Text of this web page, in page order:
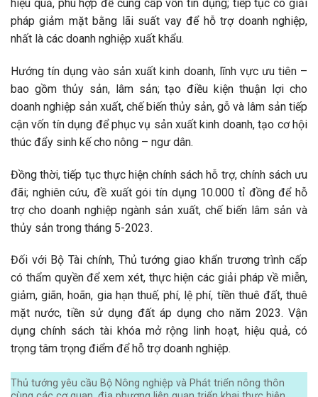
hiệu quả, phù hợp để cung cấp vốn tín dụng; tiếp tục có giải
pháp giảm mặt bằng lãi suất vay để hỗ trợ doanh nghiệp,
nhất là các doanh nghiệp xuất khẩu.
Hướng tín dụng vào sản xuất kinh doanh, lĩnh vực ưu tiên –
bao gồm thủy sản, lâm sản; tạo điều kiện thuận lợi cho
doanh nghiệp sản xuất, chế biến thủy sản, gỗ và lâm sản tiếp
cận vốn tín dụng để phục vụ sản xuất kinh doanh, tạo cơ hội
thúc đẩy sinh kế cho nông – ngư dân.
Đồng thời, tiếp tục thực hiện chính sách hỗ trợ, chính sách ưu
đãi; nghiên cứu, đề xuất gói tín dụng 10.000 tỉ đồng để hỗ
trợ cho doanh nghiệp ngành sản xuất, chế biến lâm sản và
thủy sản trong tháng 5-2023.
Đối với Bộ Tài chính, Thủ tướng giao khẩn trương trình cấp
có thẩm quyền để xem xét, thực hiện các giải pháp về miễn,
giảm, giãn, hoãn, gia hạn thuế, phí, lệ phí, tiền thuê đất, thuê
mặt nước, tiền sử dụng đất áp dụng cho năm 2023. Vận
dụng chính sách tài khóa mở rộng linh hoạt, hiệu quả, có
trọng tâm trọng điểm để hỗ trợ doanh nghiệp.
Thủ tướng yêu cầu Bộ Nông nghiệp và Phát triển nông thôn